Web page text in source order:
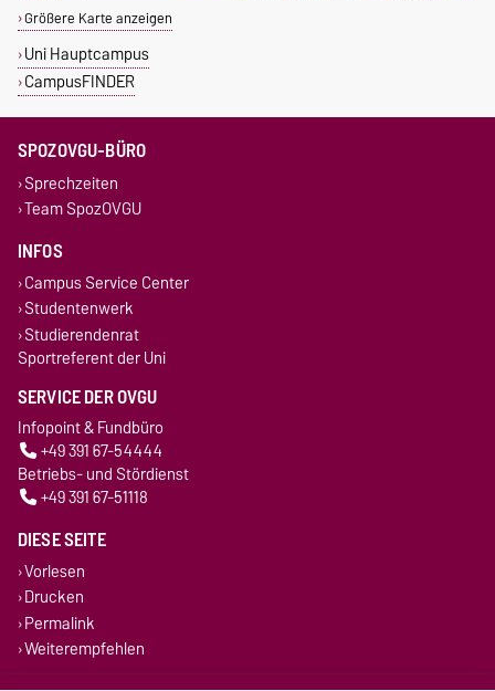
Größere Karte anzeigen
Uni Hauptcampus
CampusFINDER
SPOZOVGU-BÜRO
Sprechzeiten
Team SpozOVGU
INFOS
Campus Service Center
Studentenwerk
Studierendenrat
Sportreferent der Uni
SERVICE DER OVGU
Infopoint & Fundbüro
+49 391 67-54444
Betriebs- und Stördienst
+49 391 67-51118
DIESE SEITE
Vorlesen
Drucken
Permalink
Weiterempfehlen